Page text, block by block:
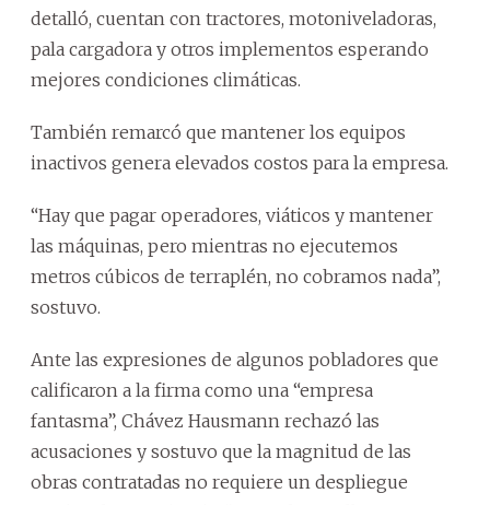
detalló, cuentan con tractores, motoniveladoras,
pala cargadora y otros implementos esperando
mejores condiciones climáticas.
También remarcó que mantener los equipos
inactivos genera elevados costos para la empresa.
“Hay que pagar operadores, viáticos y mantener
las máquinas, pero mientras no ejecutemos
metros cúbicos de terraplén, no cobramos nada”,
sostuvo.
Ante las expresiones de algunos pobladores que
calificaron a la firma como una “empresa
fantasma”, Chávez Hausmann rechazó las
acusaciones y sostuvo que la magnitud de las
obras contratadas no requiere un despliegue